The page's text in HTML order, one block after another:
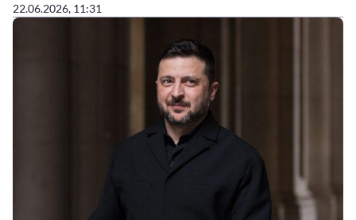
22.06.2026, 11:31